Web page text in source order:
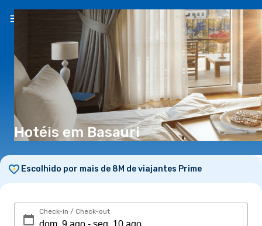
PT(€)
Hotéis em Basauri
Escolhido por mais de 8M de viajantes Prime
Check-in / Check-out